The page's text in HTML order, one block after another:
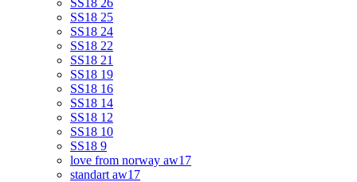
SS18 26
SS18 25
SS18 24
SS18 22
SS18 21
SS18 19
SS18 16
SS18 14
SS18 12
SS18 10
SS18 9
love from norway aw17
standart aw17